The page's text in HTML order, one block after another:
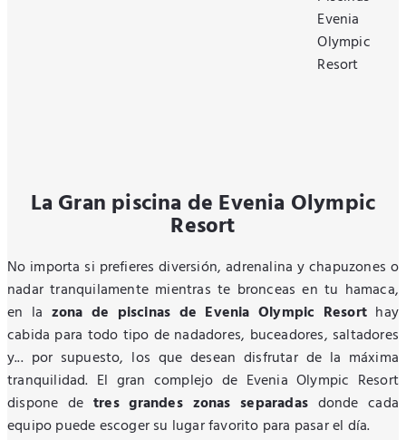
La Gran piscina de Evenia Olympic
Resort
No importa si prefieres diversión, adrenalina y chapuzones o
nadar tranquilamente mientras te bronceas en tu hamaca,
en la zona de piscinas de Evenia Olympic Resort hay
cabida para todo tipo de nadadores, buceadores, saltadores
y... por supuesto, los que desean disfrutar de la máxima
tranquilidad. El gran complejo de Evenia Olympic Resort
dispone detres grandes zonas separadasdonde cada
equipo puede escoger su lugar favorito para pasar el día.